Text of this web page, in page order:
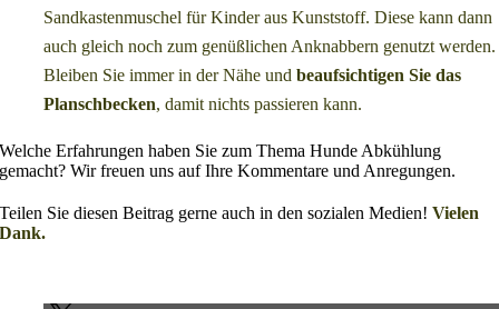
Sandkastenmuschel für Kinder aus Kunststoff. Diese kann dann
auch gleich noch zum genüßlichen Anknabbern genutzt werden.
Bleiben Sie immer in der Nähe undbeaufsichtigen Sie das
Planschbecken, damit nichts passieren kann.
Welche Erfahrungen haben Sie zum Thema Hunde Abkühlung
gemacht? Wir freuen uns auf Ihre Kommentare und Anregungen.
Teilen Sie diesen Beitrag gerne auch in den sozialen Medien!Vielen
Dank.